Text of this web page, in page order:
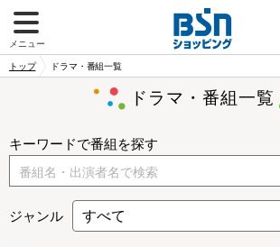
メニュー
トップ ドラマ・番組一覧
ドラマ・番組一覧
キーワードで番組を探す
ジャンル